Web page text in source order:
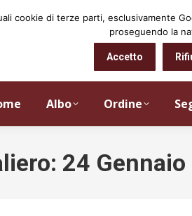
Albo Ordine
24
cookie di terze parti, esclusivamente
proseguendo la
Accetto